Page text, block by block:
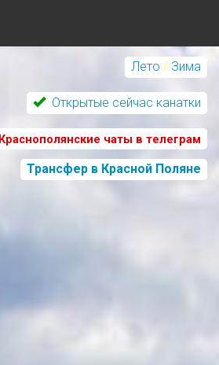
Лето / Зима
Открытые сейчас канатки
Краснополянские чаты в телеграм
Трансфер в Красной Поляне